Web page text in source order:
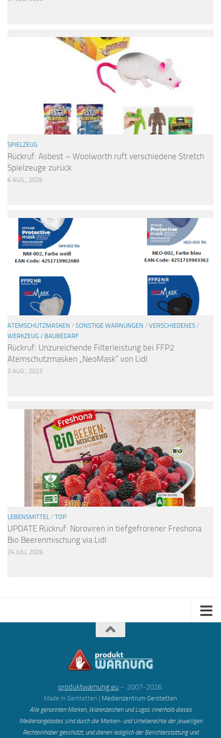
SPIELZEUG
Rückruf: Asbest – Woolworth ruft verschiedene Stretch
Spielzeuge zurück
6 AUG., 2026
ATEMSCHUTZMASKEN / SONSTIGE WARNUNGEN / VERSCHIEDENES /
WERKZEUG / BAUBEDARF
Rückruf: Unzureichende Filterleistung bei FFP2
Atemschutzmasken „NeoMask“ von Lidl
3 AUG., 2023
LEBENSMITTEL / TOP
UPDATE Rückruf: Noroviren in tiefgefrorener Freshona
Bio Beerenmischung via Lidl
24 JULI, 2026
produktwarnung.eu - 2007-2026
Made in Gerstetten | Medienzentrum Gerstetten
Alle genannten Marken, Warenzeichen und Logos innerhalb dieses
Medienangebotes sind durch die Marken- und Urheberechte der jeweiligen
Rechteinhaber geschützt, und dienen lediglich der Berichterstattung und